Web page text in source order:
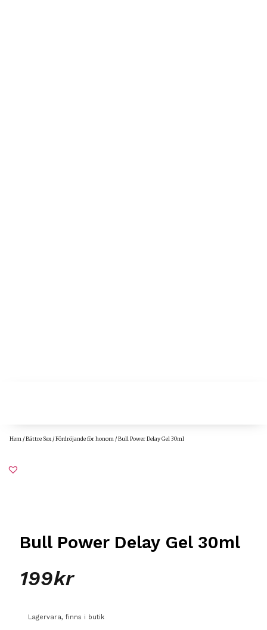
Hem /Bättre Sex /Fördröjande för honom / Bull Power Delay Gel 30ml
Bull Power Delay Gel 30ml
199kr
Lagervara, finns i butik